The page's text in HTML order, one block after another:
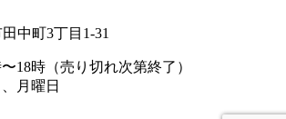
中町3丁目1-31
18時（売り切れ次第終了）
月曜日